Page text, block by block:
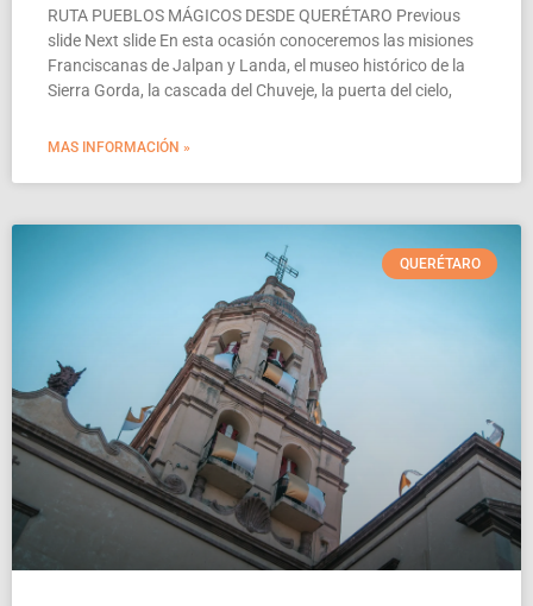
RUTA PUEBLOS MÁGICOS DESDE QUERÉTARO Previous
slide Next slide En esta ocasión conoceremos las misiones
Franciscanas de Jalpan y Landa, el museo histórico de la
Sierra Gorda, la cascada del Chuveje, la puerta del cielo,
MAS INFORMACIÓN »
QUERÉTARO